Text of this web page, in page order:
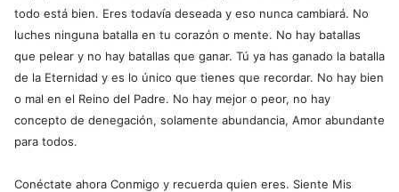
todo está bien. Eres todavía deseada y eso nunca cambiará. No
luches ninguna batalla en tu corazón o mente. No hay batallas
que pelear y no hay batallas que ganar. Tú ya has ganado la batalla
de la Eternidad y es lo único que tienes que recordar. No hay bien
o mal en el Reino del Padre. No hay mejor o peor, no hay
concepto de denegación, solamente abundancia, Amor abundante
para todos.
Conéctate ahora Conmigo y recuerda quien eres. Siente Mis